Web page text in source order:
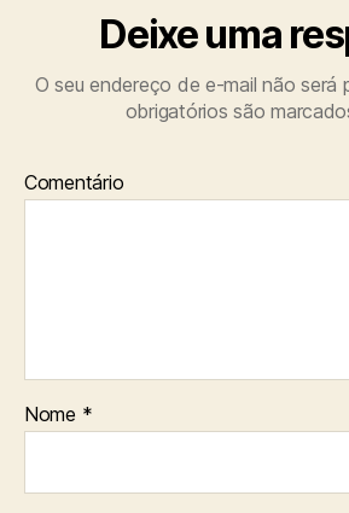
Deixe uma
O seu endereço de e-mail não será
obrigatórios são
Comentário
Nome *